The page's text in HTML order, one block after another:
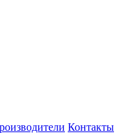
Контакты